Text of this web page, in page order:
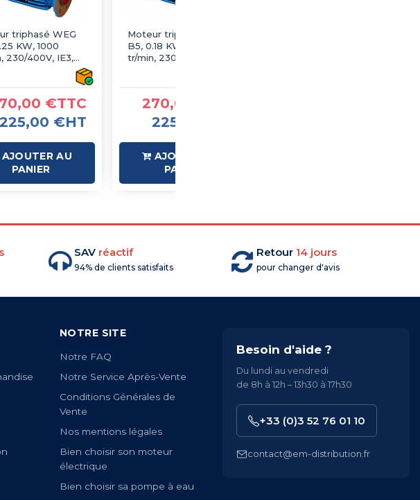
triphasé WEG
KW, 1000
230/400V, IE3,
€TTC
225,00 €HT
AJOUTER AU
PANIER
Moteur triphasé WEG
B5, 0.18 KW, 1000
tr/min, 230/400V, IE3,
270,00 €TTC
225,00 €HT
AJOUTER AU
PANIER
SAV réactif
94% de clients satisfaits
Retour 14 jours
pour changer d'avis
NOTRE SITE
Notre FAQ
Notre Service Après-Vente
Conditions Générales de
Vente
Nos mentions légales
Bien choisir son moteur
électrique
Bien choisir sa pompe à eau
Besoin d'aide ?
Du lundi au vendredi
de 8h à 12h – 13h30 à 17h30
+33 (0)3 52 76 01 10
contact@em-distribution.fr